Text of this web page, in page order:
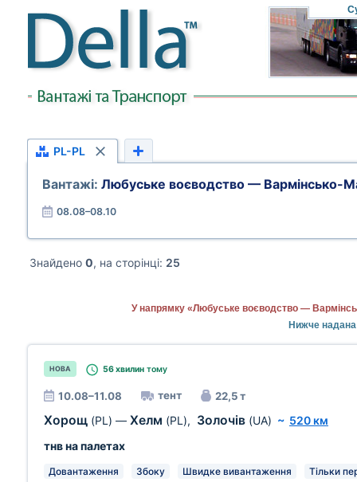
PL-PL
Вантажі: Любуське воєводство — Вармінсько-
08.08–08.10
Знайдено 0, на сторінці: 25
У напрямку «Любуське воєводство —
Нижче
НОВА 56 хвилин тому
10.08–11.08 тент 22,5 т
Хорощ (PL) — Хелм (PL), Золочів (UA) ~ 520 км
тнв на палетах
Довантаження Збоку Швидке вивантаження Тільки